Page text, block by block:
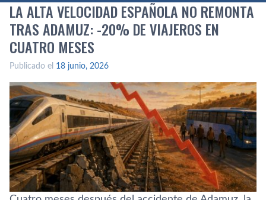
LA ALTA VELOCIDAD ESPAÑOLA NO REMONTA
TRAS ADAMUZ: -20% DE VIAJEROS EN
CUATRO MESES
Publicado el 18 junio, 2026